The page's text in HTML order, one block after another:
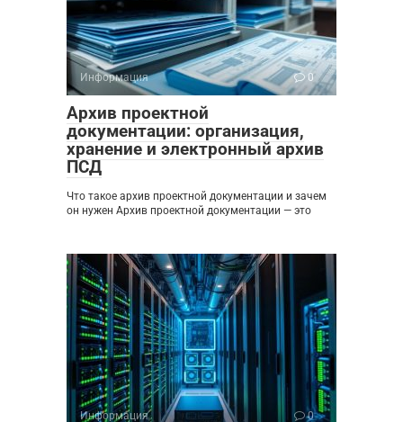
Информация 0
Архив проектной
документации: организация,
хранение и электронный архив
ПСД
Что такое архив проектной документации и зачем
он нужен Архив проектной документации — это
Информация 0